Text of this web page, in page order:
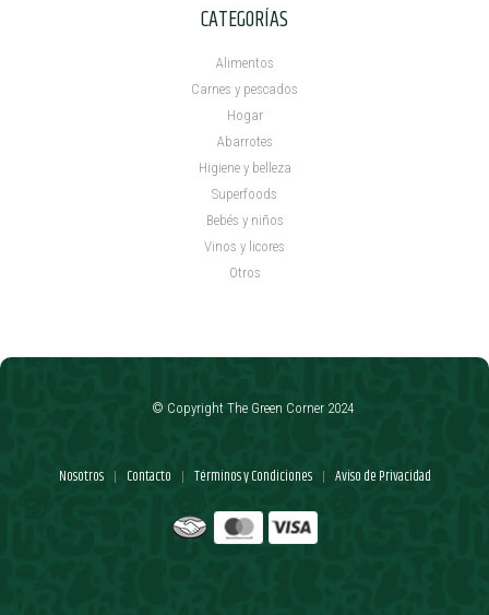
CATEGORÍAS
Alimentos
Carnes y pescados
Hogar
Abarrotes
Higiene y belleza
Superfoods
Bebés y niños
Vinos y licores
Otros
Nosotros | Contacto | Términos y Condiciones | Aviso de Privacidad
© Copyright The Green Corner 2024